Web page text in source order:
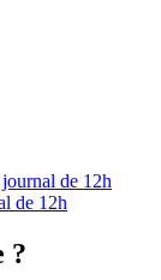
de 12h
de 12h
?